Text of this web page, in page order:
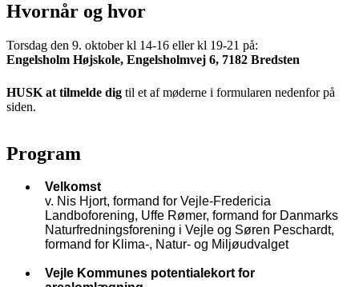
Hvornår og hvor
Torsdag den 9. oktober kl 14-16 eller kl 19-21 på:
Engelsholm Højskole, Engelsholmvej 6, 7182 Bredsten
HUSK at tilmelde dig til et af møderne i formularen nedenfor på
siden.
Program
Velkomst
v. Nis Hjort, formand for Vejle-Fredericia
Landboforening, Uffe Rømer, formand for Danmarks
Naturfredningsforening i Vejle og Søren Peschardt,
formand for Klima-, Natur- og Miljøudvalget
Vejle Kommunes potentialekort for